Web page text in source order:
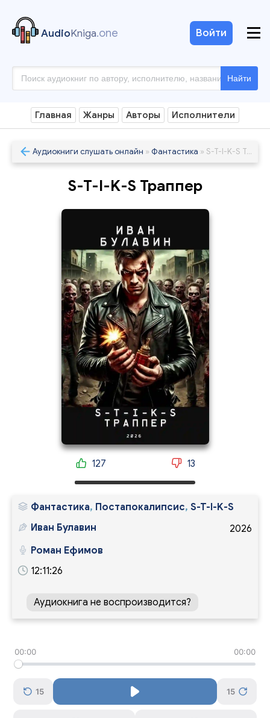
AudioKniga.one
Найти
Войти
Главная Жанры Авторы Исполнители
Аудиокниги слушать онлайн » Фантастика » S-T-I-K-S Траппер
S-T-I-K-S Траппер
127 13
Фантастика, Постапокалипсис, S-T-I-K-S
2026
Иван Булавин
Роман Ефимов
12:11:26
Аудиокнига не воспроизводится?
00:00 00:00
15 15